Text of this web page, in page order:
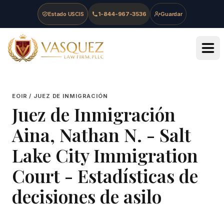
Skip to main content
Skip to navigation
Skip to footer
Estado USCIS 1-844-967-3536 Guardar
Vasquez Law Firm - Home
EOIR / JUEZ DE INMIGRACIÓN
Juez de Inmigración
Aina, Nathan N. - Salt
Lake City Immigration
Court - Estadísticas de
decisiones de asilo